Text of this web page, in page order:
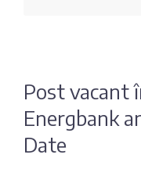
Maib
Post vacant
Energbank
Date